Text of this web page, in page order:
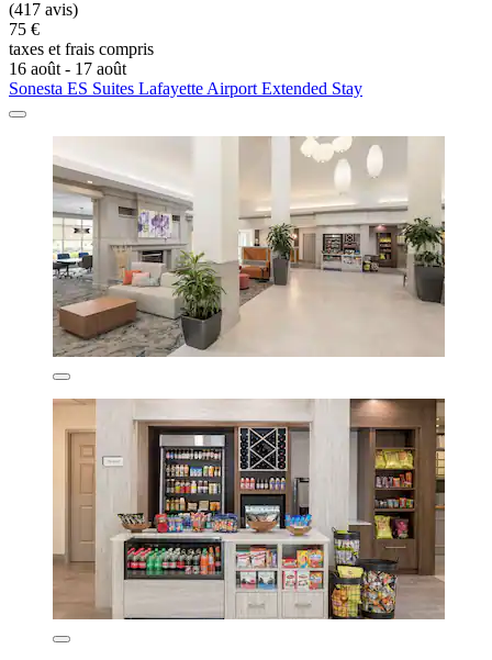
(417 avis)
75 €
taxes et frais compris
16 août - 17 août
Sonesta ES Suites Lafayette Airport Extended Stay